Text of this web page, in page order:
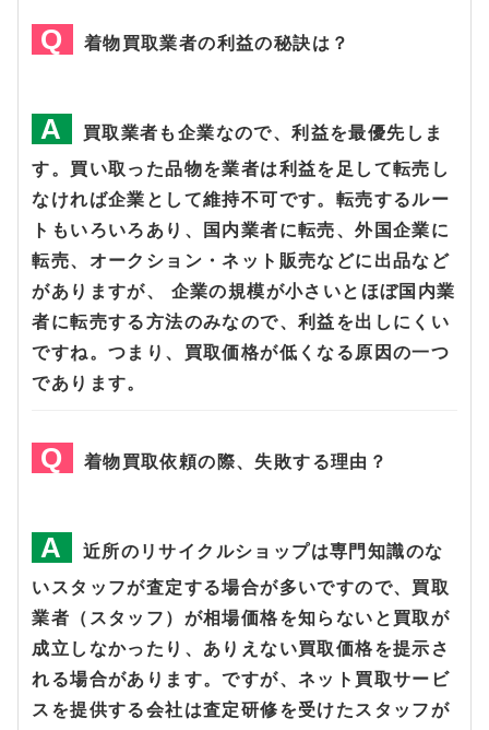
着物買取業者の利益の秘訣は？
買取業者も企業なので、利益を最優先しま
す。買い取った品物を業者は利益を足して転売し
なければ企業として維持不可です。転売するルー
トもいろいろあり、国内業者に転売、外国企業に
転売、オークション・ネット販売などに出品など
がありますが、 企業の規模が小さいとほぼ国内業
者に転売する方法のみなので、利益を出しにくい
ですね。つまり、買取価格が低くなる原因の一つ
であります。
着物買取依頼の際、失敗する理由？
近所のリサイクルショップは専門知識のな
いスタッフが査定する場合が多いですので、買取
業者（スタッフ）が相場価格を知らないと買取が
成立しなかったり、ありえない買取価格を提示さ
れる場合があります。ですが、ネット買取サービ
スを提供する会社は査定研修を受けたスタッフが